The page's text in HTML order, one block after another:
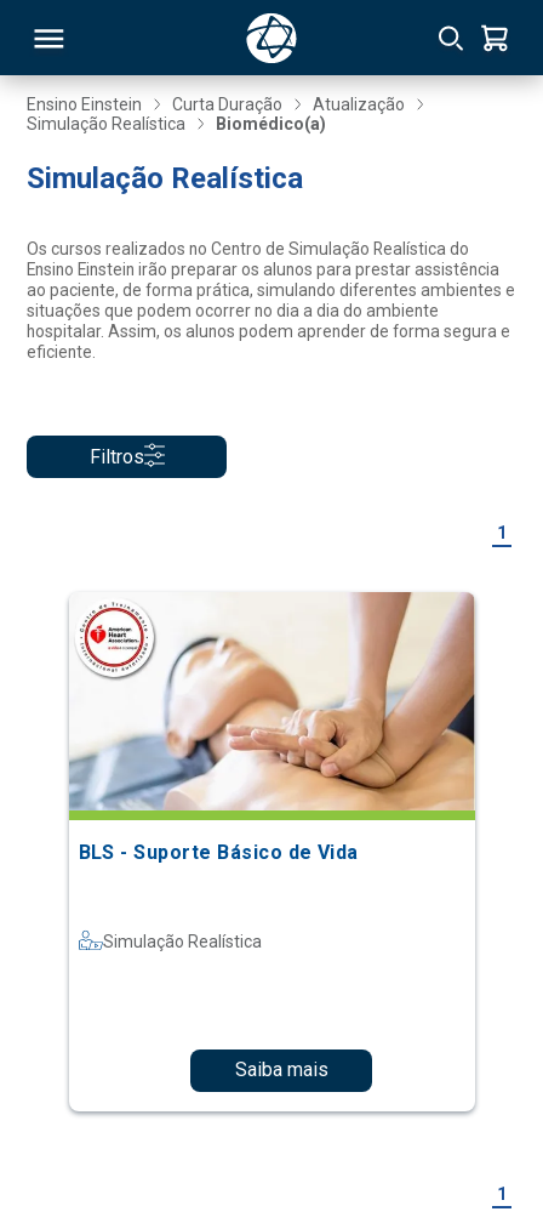
Ensino Einstein Curta Duração
Atualização
Simulação Realística
Biomédico(a)
Simulação Realística
Os cursos realizados no Centro de Simulação Realística do
Ensino Einstein irão preparar os alunos para prestar assistência
ao paciente, de forma prática, simulando diferentes ambientes e
situações que podem ocorrer no dia a dia do ambiente
hospitalar. Assim, os alunos podem aprender de forma segura e
eficiente.
Filtros
1
BLS - Suporte Básico de Vida
Simulação Realística
Saiba mais
1